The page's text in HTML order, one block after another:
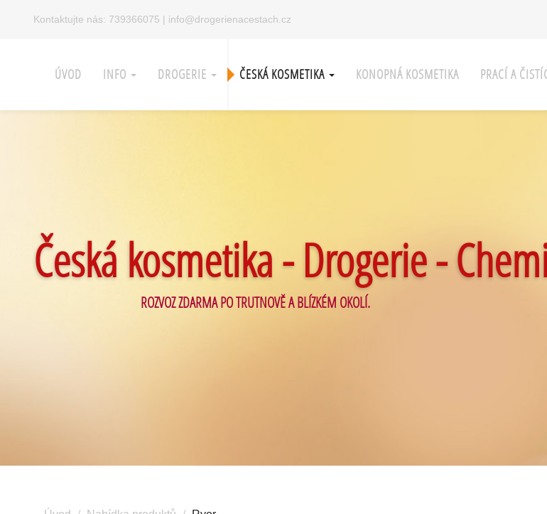
Kontaktujte nás: 739366075 | info@drogerienacestach.cz
ÚVOD INFO DROGERIE ČESKÁ KOSMETIKA KONOPNÁ KOSMETIKA PRACÍ A
Česká kosmetika - Drogerie -
ROZVOZ ZDARMA PO TRUTNOVĚ A BLÍZKÉM OKOLÍ.